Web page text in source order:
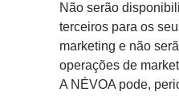
Não serão
terceiros para os
marketing e não
operações de
A NÉVOA pode,